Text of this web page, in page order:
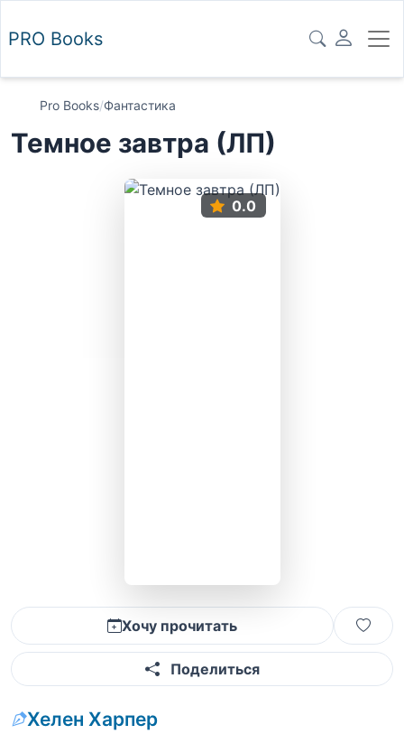
PRO Books
Pro Books/Фантастика
Темное завтра (ЛП)
0.0
Хочу прочитать
Поделиться
Хелен Харпер